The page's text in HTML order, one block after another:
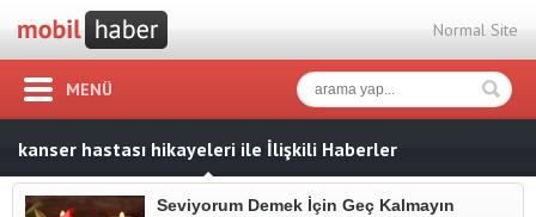
Normal Site
MENÜ
kanser hastası hikayeleri ile İlişkili Haberler
Seviyorum Demek İçin Geç Kalmayın